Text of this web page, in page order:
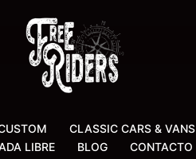
CLASSIC CARS & VANS
LIBRE
BLOG CONTACTO